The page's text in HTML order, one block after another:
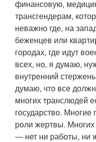
финансовую,
трансгендерам,
неважно где, на
беженцев или
городах, где идут
всех, но, я думаю,
внутренний
думаю, что все
многих транслюдей
государство. Многие
роли жертвы. Многих
— нет ни работы, ни